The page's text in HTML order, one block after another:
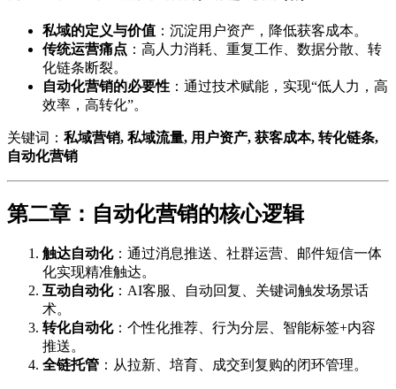
私域的定义与价值 ：沉淀用户资产，降低获客成本。
传统运营痛点 ：高人力消耗、重复工作、数据分散、转
化链条断裂。
自动化营销的必要性 ：通过技术赋能，实现“低人力，高
效率，高转化”。
关键词： 私域营销, 私域流量, 用户资产, 获客成本, 转化链条,
自动化营销
第二章：自动化营销的核心逻辑
触达自动化：通过消息推送、社群运营、邮件短信一体
化实现精准触达。
互动自动化：AI客服、自动回复、关键词触发场景话
术。
转化自动化：个性化推荐、行为分层、智能标签+内容
推送。
全链托管 ：从拉新、培育、成交到复购的闭环管理。